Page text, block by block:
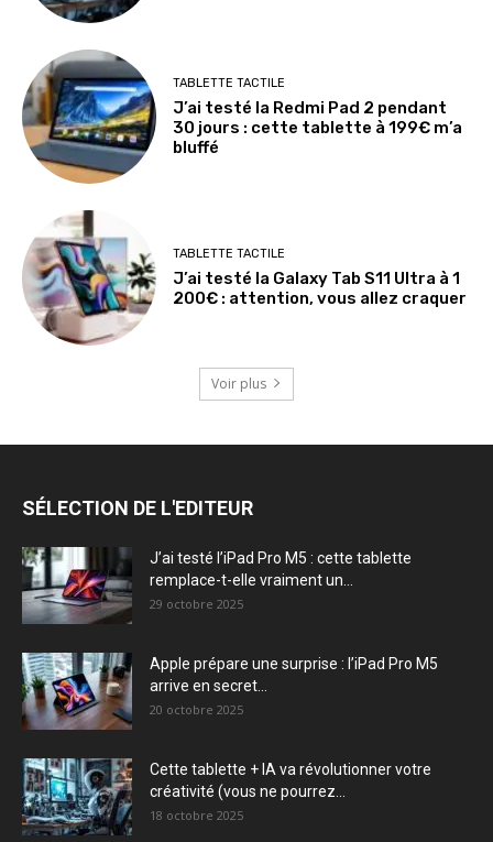
TABLETTE TACTILE
J’ai testé la Redmi Pad 2 pendant
30 jours : cette tablette à 199€ m’a
bluffé
TABLETTE TACTILE
J’ai testé la Galaxy Tab S11 Ultra à 1
200€ : attention, vous allez craquer
Voir plus
SÉLECTION DE L'EDITEUR
J’ai testé l’iPad Pro M5 : cette tablette
remplace-t-elle vraiment un...
29 octobre 2025
Apple prépare une surprise : l’iPad Pro M5
arrive en secret...
20 octobre 2025
Cette tablette + IA va révolutionner votre
créativité (vous ne pourrez...
18 octobre 2025